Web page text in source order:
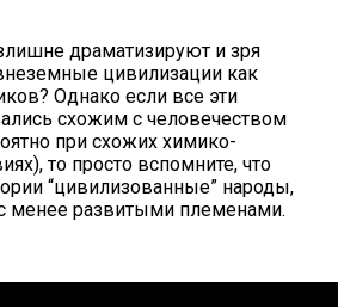
драматизируют и зря
цивилизации как
Однако если все эти
схожим с человечеством
при схожих химико-
то просто вспомните, что
“цивилизованные” народы,
менее развитыми племенами.